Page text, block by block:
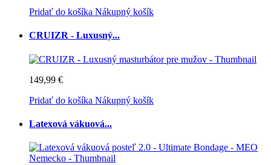
Pridať do košíka Nákupný košík
CRUIZR - Luxusný...
149,99 €
Pridať do košíka Nákupný košík
Latexová vákuová...